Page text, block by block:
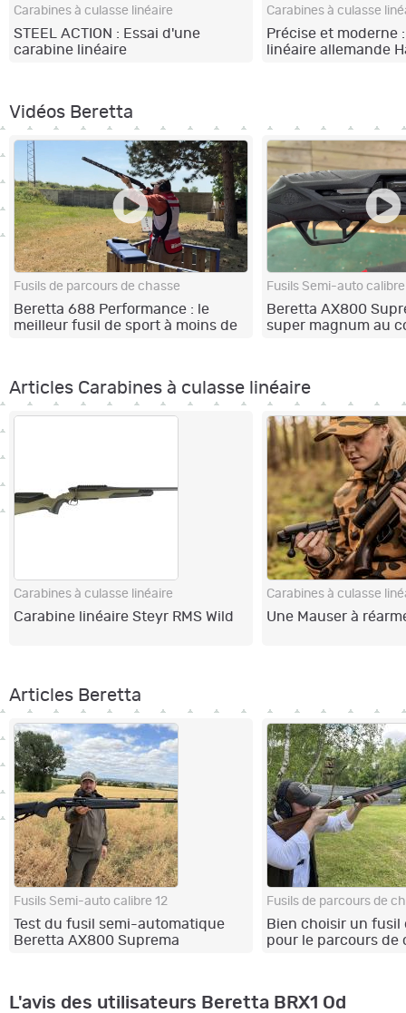
Carabines à culasse linéaire
STEEL ACTION : Essai d'une
carabine linéaire
Carabines à culasse
Précise et moderne
linéaire allemande
Vidéos Beretta
Fusils de parcours de chasse
Beretta 688 Performance : le
meilleur fusil de sport à moins de
Fusils Semi-auto calibre
Beretta AX800
super magnum au
Articles Carabines à culasse linéaire
Carabines à culasse linéaire
Carabine linéaire Steyr RMS Wild
Carabines à culasse
Une Mauser à
Articles Beretta
Fusils Semi-auto calibre 12
Test du fusil semi-automatique
Beretta AX800 Suprema
Fusils de parcours de
Bien choisir un fusil
pour le parcours de
L'avis des utilisateurs Beretta BRX1 Od